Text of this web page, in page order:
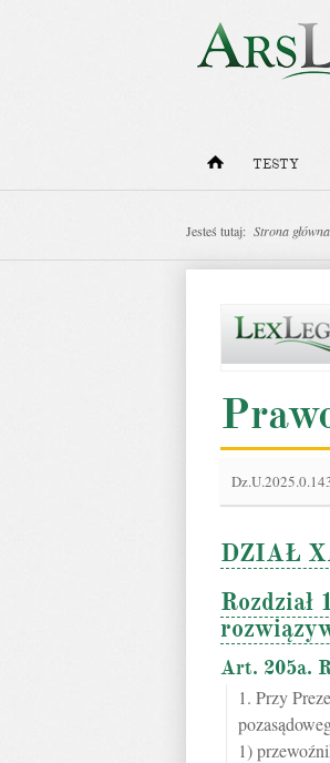
TESTY
Jesteś tutaj: Strona główna
DZIAŁ
Rozdział
Art. 205a.
1. Przy
1)